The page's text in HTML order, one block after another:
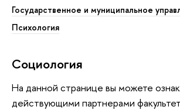
Государственное и муниципальное
Психология
Социология
На данной странице вы можете
действующими партнерами